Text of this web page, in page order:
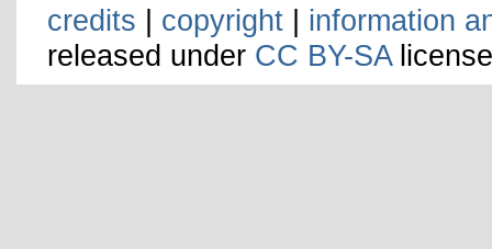
credits | copyright | information
released under CC BY-SA